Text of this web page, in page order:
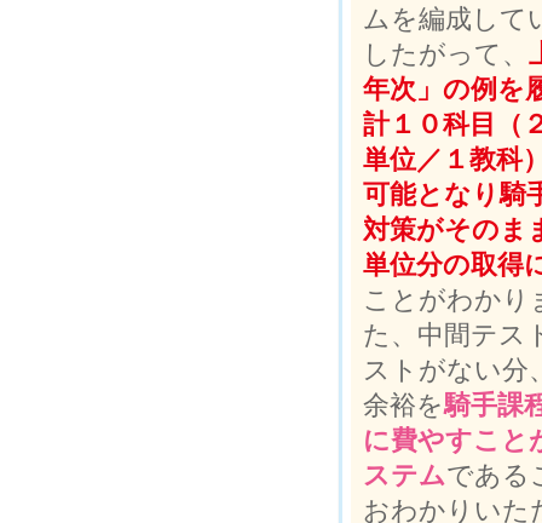
ムを編成して
したがって、
年次」の例を
計１０科目（
単位／１教科
可能となり騎
対策がそのま
単位分の取得
ことがわかり
た、中間テス
ストがない分
余裕を騎手課
に費やすこと
ステムである
おわかりいた